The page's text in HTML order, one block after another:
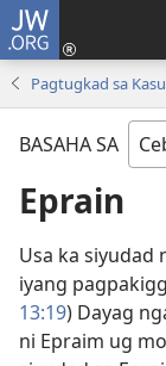
JW.ORG
Pagtugkad sa
BASAHA SA
Eprain
Usa ka siyudad
iyang
13:19) Dayag
ni Epraim ug